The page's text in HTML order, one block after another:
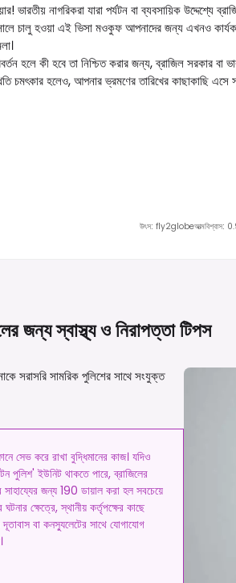
ভারতীয় নাগরিকরা যারা পর্যটন বা ব্যবসায়িক উদ্দেশ্যে
চালু হওয়া এই ভিসা মওকুফ আপনাদের জন্য এখনও
হলে কী হবে তা নিশ্চিত করার জন্য, ব্রাজিল সরকার বা
চমৎকার হলেও, আপনার ভ্রমণের তারিখের কাছাকাছি
উৎস: fly2globeআত্মবিশ্বাস:
জন্য স্বাস্থ্য ও নিরাপত্তাটিপস
সরাসরি সামরিক পুলিশের সাথে সংযুক্ত
সেভ করে রাখা বুদ্ধিমানের কাজ। যদিও
পুলিশ' ইউনিট থাকতে পারে, ব্রাজিলের
জন্য 190 ডায়াল করা হল সবচেয়ে
ক্ষেত্রে, স্থানীয় কর্তৃপক্ষের কাছে
বা কনস্যুলেটের সাথে যোগাযোগ